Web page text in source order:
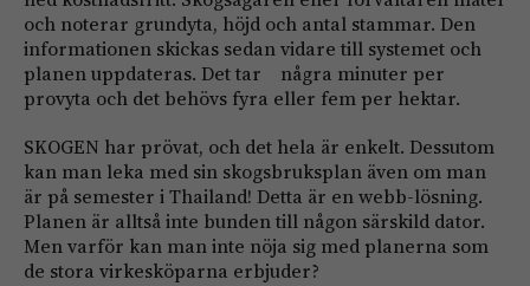
och noterar grundyta, höjd och antal stammar. Den
informationen skickas sedan vidare till systemet och
planen uppdateras. Det tar några minuter per
provyta och det behövs fyra eller fem per hektar.
SKOGEN har prövat, och det hela är enkelt. Dessutom
kan man leka med sin skogsbruksplan även om man
är på semester i Thailand! Detta är en webb-lösning.
Planen är alltså inte bunden till någon särskild dator.
Men varför kan man inte nöja sig med planerna som
de stora virkesköparna erbjuder?